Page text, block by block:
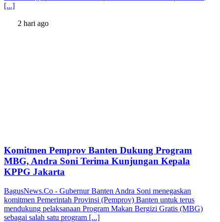
[...]
2 hari ago
Komitmen Pemprov Banten Dukung Program
MBG, Andra Soni Terima Kunjungan Kepala
KPPG Jakarta
BagusNews.Co - Gubernur Banten Andra Soni menegaskan
komitmen Pemerintah Provinsi (Pemprov) Banten untuk terus
mendukung pelaksanaan Program Makan Bergizi Gratis (MBG)
sebagai salah satu program [...]